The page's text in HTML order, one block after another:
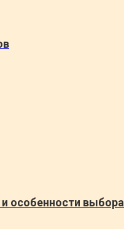
особенности выбора